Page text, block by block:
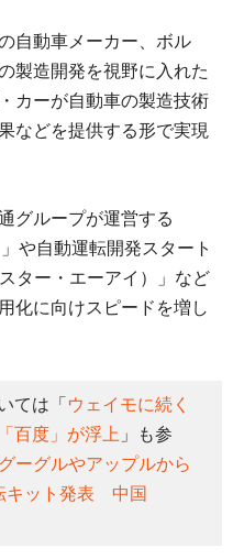
自動車メーカー、ボル
製造開発を視野に入れた
カーが自動車の製造技術
などを提供する形で実現
グループが運営する
や自動運転開発スタート
ター・エーアイ）」など
化に向けスピードを増し
ては「 ウェイモに続く
百度」が浮上 」も参
グーグルやアップルから
キット発表 中国